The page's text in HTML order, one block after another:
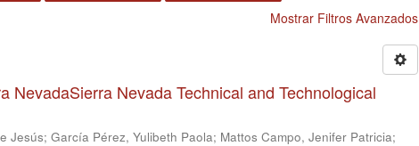
Mostrar Filtros Avanzados
NevadaSierra Nevada Technical and Technological
Jesús; García Pérez, Yulibeth Paola; Mattos Campo, Jenifer Patricia;